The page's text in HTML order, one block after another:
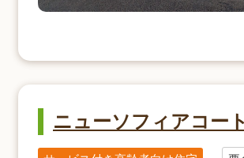
ニューソフィアコー